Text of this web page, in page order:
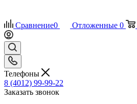
Сравнение0 Отложенные 0
Телефоны
8 (4012) 99-99-22
Заказать звонок